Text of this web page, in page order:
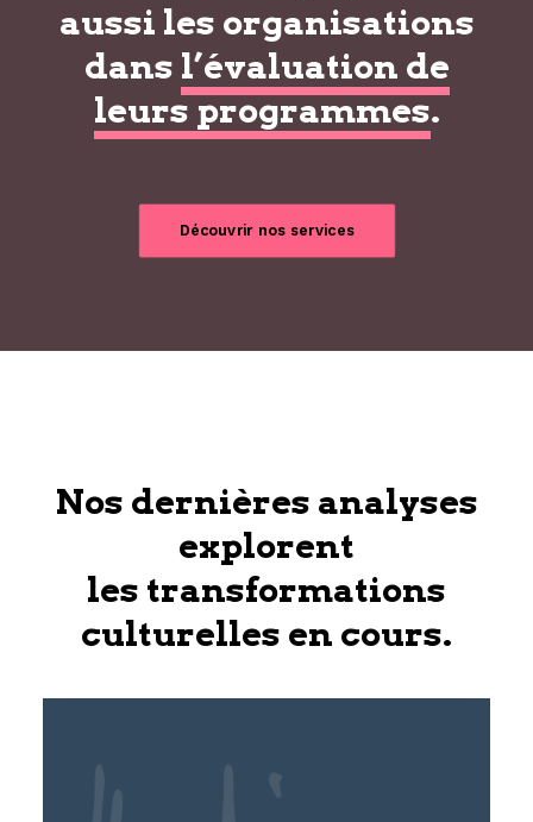
aussi les organisations
dans l’évaluation de
leurs programmes.
Découvrir nos services
Nos dernières analyses
explorent
les transformations
culturelles en cours.